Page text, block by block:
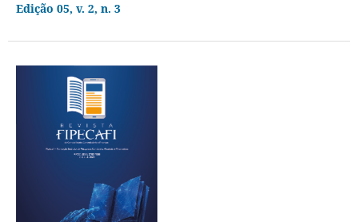
Edição 05, v. 2, n. 3